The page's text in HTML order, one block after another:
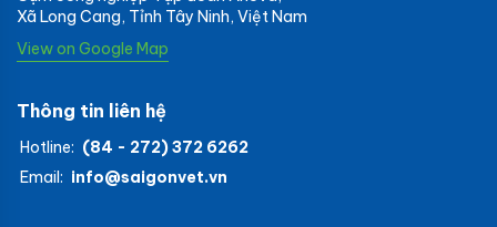
Xã Long Cang, Tỉnh Tây Ninh, Việt Nam
View on Google Map
Thông tin liên hệ
Hotline: (84 - 272) 372 6262
Email: info@saigonvet.vn